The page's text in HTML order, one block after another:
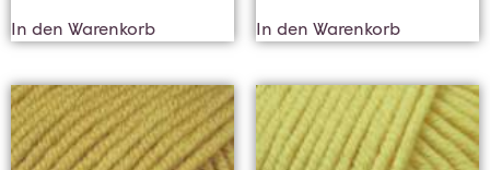
In den Warenkorb In den Warenkorb